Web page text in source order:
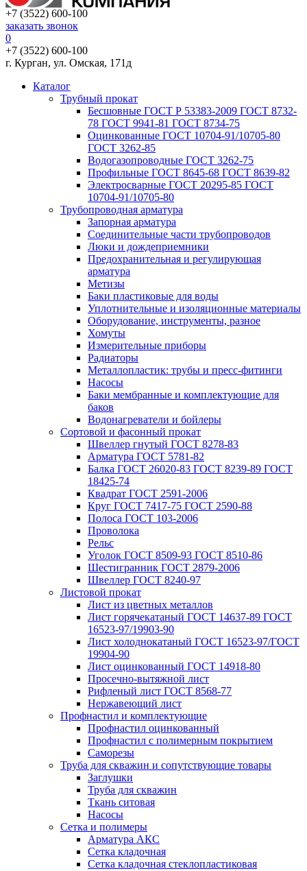
+7 (3522) 600-100
заказать звонок
0
+7 (3522) 600-100
г. Курган, ул. Омская, 171д
Каталог
Трубный прокат
Беcшовные ГОСТ Р 53383-2009 ГОСТ 8732-
78 ГОСТ 9941-81 ГОСТ 8734-75
Оцинкованные ГОСТ 10704-91/10705-80
ГОСТ 3262-85
Водогазопроводные ГОСТ 3262-75
Профильные ГОСТ 8645-68 ГОСТ 8639-82
Электросварные ГОСТ 20295-85 ГОСТ
10704-91/10705-80
Трубопроводная арматура
Запорная арматура
Соединительные части трубопроводов
Люки и дождеприемники
Предохранительная и регулирующая
арматура
Метизы
Баки пластиковые для воды
Уплотнительные и изоляционные материалы
Оборудование, инструменты, разное
Хомуты
Измерительные приборы
Радиаторы
Металлопластик: трубы и пресс-фитинги
Насосы
Баки мембранные и комплектующие для
баков
Водонагреватели и бойлеры
Сортовой и фасонный прокат
Швеллер гнутый ГОСТ 8278-83
Арматура ГОСТ 5781-82
Балка ГОСТ 26020-83 ГОСТ 8239-89 ГОСТ
18425-74
Квадрат ГОСТ 2591-2006
Круг ГОСТ 7417-75 ГОСТ 2590-88
Полоса ГОСТ 103-2006
Проволока
Рельс
Уголок ГОСТ 8509-93 ГОСТ 8510-86
Шестигранник ГОСТ 2879-2006
Швеллер ГОСТ 8240-97
Листовой прокат
Лист из цветных металлов
Лист горячекатаный ГОСТ 14637-89 ГОСТ
16523-97/19903-90
Лист холоднокатаный ГОСТ 16523-97/ГОСТ
19904-90
Лист оцинкованный ГОСТ 14918-80
Просечно-вытяжной лист
Рифленый лист ГОСТ 8568-77
Нержавеющий лист
Профнастил и комплектующие
Профнастил оцинкованный
Профнастил с полимерным покрытием
Саморезы
Труба для скважин и сопутствующие товары
Заглушки
Труба для скважин
Ткань ситовая
Насосы
Сетка и полимеры
Арматура АКС
Сетка кладочная
Сетка кладочная стеклопластиковая